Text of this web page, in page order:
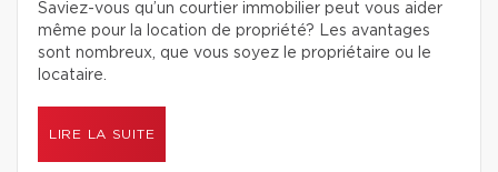
Saviez-vous qu’un courtier immobilier peut vous aider
même pour la location de propriété? Les avantages
sont nombreux, que vous soyez le propriétaire ou le
locataire.
LIRE LA SUITE